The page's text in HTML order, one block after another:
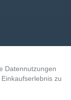
Datennutzungen
zu